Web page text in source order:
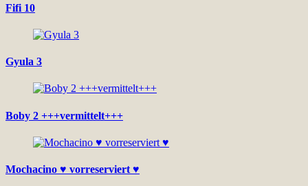
Fifi 10
Gyula 3
Boby 2 +++vermittelt+++
Mochacino ♥ vorreserviert ♥